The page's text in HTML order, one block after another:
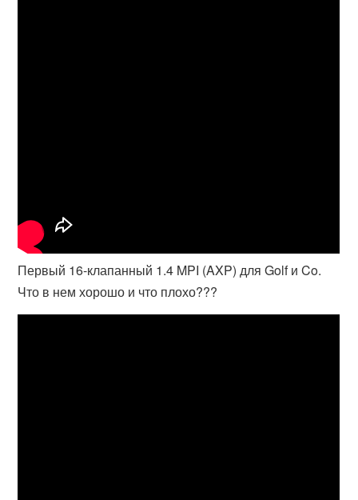
Первый 16-клапанный 1.4 MPI (AXP) для Golf и Co.
Что в нем хорошо и что плохо???